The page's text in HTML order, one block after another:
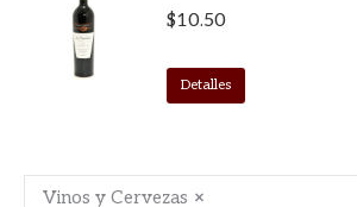
$10.50
Detalles
×
Vinos y Cervezas